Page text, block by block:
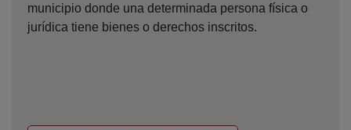
municipio donde una determinada persona física o
jurídica tiene bienes o derechos inscritos.